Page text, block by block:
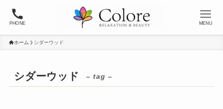
PHONE MENU
ホーム シダーウッド
シダーウッド – tag –